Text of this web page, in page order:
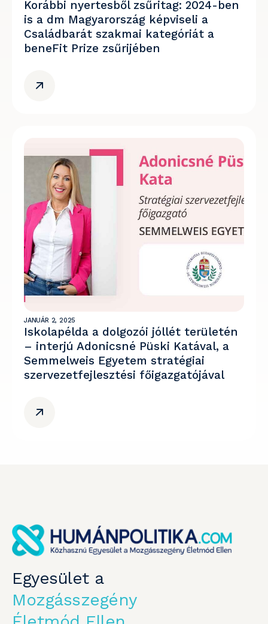
Korábbi nyertesből zsűritag: 2024-ben
is a dm Magyarország képviseli a
Családbarát szakmai kategóriát a
beneFit Prize zsűrijében
JANUÁR 2, 2025
Iskolapélda a dolgozói jóllét területén
– interjú Adonicsné Püski Katával, a
Semmelweis Egyetem stratégiai
szervezetfejlesztési főigazgatójával
Egyesület a
Mozgásszegény